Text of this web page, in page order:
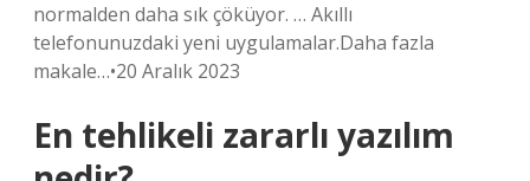
normalden daha sık çöküyor. … Akıllı
telefonunuzdaki yeni uygulamalar.Daha fazla
makale…•20 Aralık 2023
En tehlikeli zararlı yazılım